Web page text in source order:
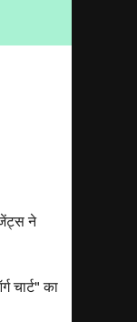
ने
चार्ट" का